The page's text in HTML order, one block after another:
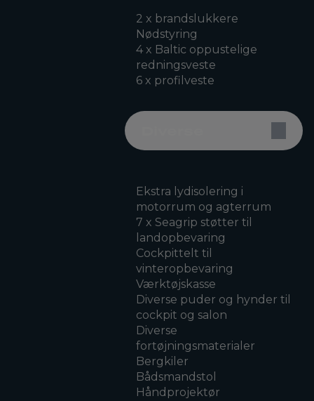
2 x brandslukkere
Nødstyring
4 x Baltic oppustelige
redningsveste
6 x profilveste
Ekstra lydisolering i
motorrum og agterrum
7 x Seagrip støtter til
landopbevaring
Cockpittelt til
vinteropbevaring
Værktøjskasse
Diverse puder og hynder til
cockpit og salon
Diverse
fortøjningsmaterialer
Bergkiler
Bådsmandstol
Håndprojektør